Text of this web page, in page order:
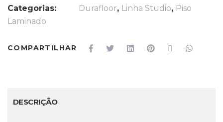
Categorias: Durafloor, Linha Studio, Piso
Laminado
COMPARTILHAR
DESCRIÇÃO